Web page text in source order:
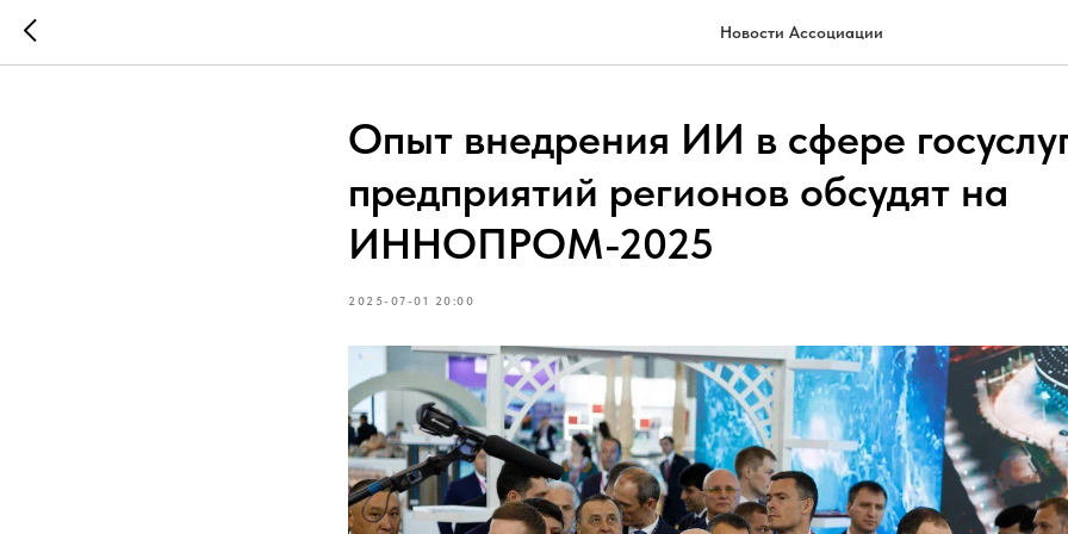
Новости Ассоциации
Опыт внедрения ИИ в сфере
предприятий регионов обсудят на
ИННОПРОМ-2025
2025-07-01 20:00